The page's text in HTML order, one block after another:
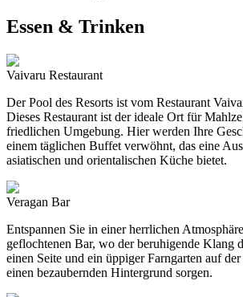
Essen & Trinken
Vaivaru Restaurant
Der Pool des Resorts ist vom Restaurant
Dieses Restaurant ist der ideale Ort für
friedlichen Umgebung. Hier werden Ihre
einem täglichen Buffet verwöhnt, das eine
asiatischen und orientalischen Küche bietet.
Veragan Bar
Entspannen Sie in einer herrlichen
geflochtenen Bar, wo der beruhigende Klang
einen Seite und ein üppiger Farngarten auf
einen bezaubernden Hintergrund sorgen.